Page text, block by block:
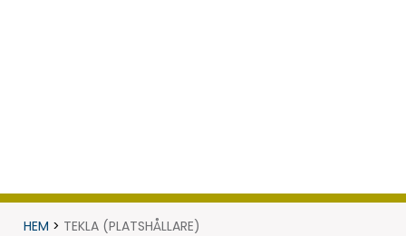
HEM > TEKLA (PLATSHÅLLARE)